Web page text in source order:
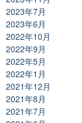
2023年7月
2023年6月
2022年10月
2022年9月
2022年5月
2022年1月
2021年12月
2021年8月
2021年7月